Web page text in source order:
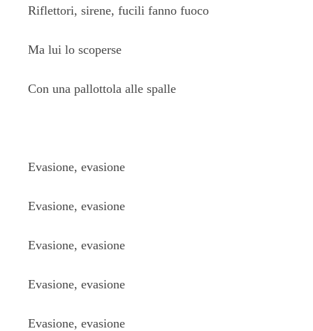
Riflettori, sirene, fucili fanno fuoco
Ma lui lo scoperse
Con una pallottola alle spalle
Evasione, evasione
Evasione, evasione
Evasione, evasione
Evasione, evasione
Evasione, evasione